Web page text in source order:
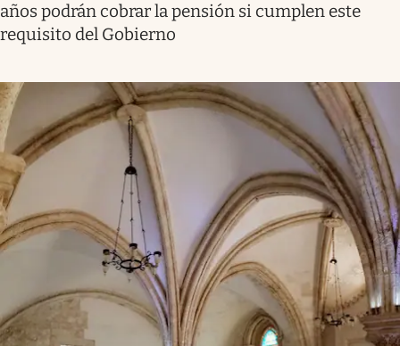
años podrán cobrar la pensión si cumplen este
requisito del Gobierno